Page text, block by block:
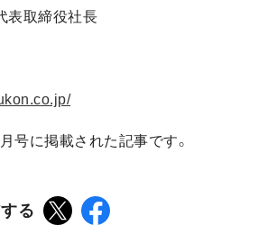
表取締役社長
号に掲載された記事です。
る